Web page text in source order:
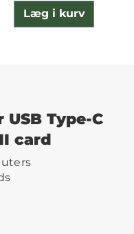
Læg i kurv
Type-C
card